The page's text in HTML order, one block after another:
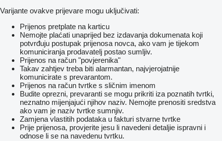
Varijante ovakve prijevare mogu uključivati:
Prijenos pretplate na karticu
Nemojte plaćati unaprijed bez izdavanja dokumenata koji
potvrđuju postupak prijenosa novca, ako vam je tijekom
komuniciranja prodavatelj postao sumljiv.
Prijenos na račun "povjerenika"
Takav zahtjev treba biti alarmantan, najvjerojatnije
komunicirate s prevarantom.
Prijenos na račun tvrtke s sličnim imenom
Budite oprezni, prevaranti se mogu prikriti iza poznatih tvrtki,
neznatno mijenjajući njihov naziv. Nemojte prenositi sredstva
ako vam je naziv tvrtke sumnjiv.
Zamjena vlastitih podataka u fakturi stvarne tvrtke
Prije prijenosa, provjerite jesu li navedeni detaljie ispravni i
odnose li se na navedenu tvrtku.